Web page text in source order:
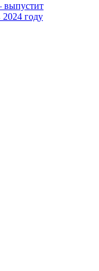
выпустит
2024 году